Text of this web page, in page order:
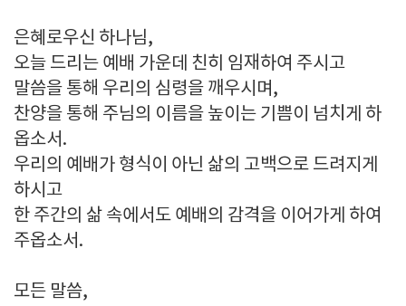
은혜로우신 하나님,
오늘 드리는 예배 가운데 친히 임재하여 주시고
말씀을 통해 우리의 심령을 깨우시며,
찬양을 통해 주님의 이름을 높이는 기쁨이 넘치게 하
옵소서.
우리의 예배가 형식이 아닌 삶의 고백으로 드려지게
하시고
한 주간의 삶 속에서도 예배의 감격을 이어가게 하여
주옵소서.
모든 말씀,